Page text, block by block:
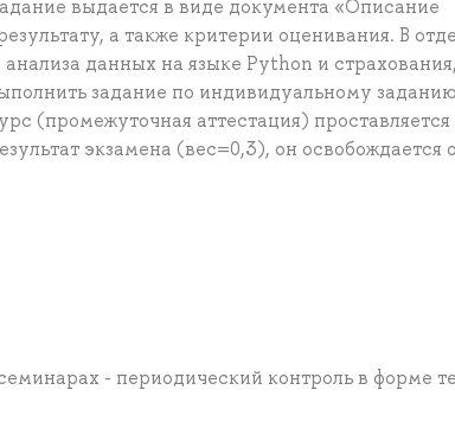
выдается в виде документа «Описание
а также критерии оценивания. В
данных на языке Python и
задание по индивидуальному заданию
(промежуточная аттестация) проставляется
экзамена (вес=0,3), он освобождается
- периодический контроль в форме